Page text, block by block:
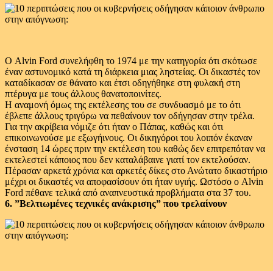
Ο Alvin Ford συνελήφθη το 1974 με την κατηγορία ότι σκότωσε
έναν αστυνομικό κατά τη διάρκεια μιας ληστείας. Οι δικαστές τον
καταδίκασαν σε θάνατο και έτσι οδηγήθηκε στη φυλακή στη
πτέρυγα με τους άλλους θανατοποινίτες.
Η αναμονή όμως της εκτέλεσης του σε συνδυασμό με το ότι
έβλεπε άλλους τριγύρω να πεθαίνουν τον οδήγησαν στην τρέλα.
Για την ακρίβεια νόμιζε ότι ήταν ο Πάπας, καθώς και ότι
επικοινωνούσε με εξωγήινους. Οι δικηγόροι του λοιπόν έκαναν
ένσταση 14 ώρες πριν την εκτέλεση του καθώς δεν επιτρεπόταν να
εκτελεστεί κάποιος που δεν καταλάβαινε γιατί τον εκτελούσαν.
Πέρασαν αρκετά χρόνια και αρκετές δίκες στο Ανώτατο δικαστήριο
μέχρι οι δικαστές να αποφασίσουν ότι ήταν υγιής. Ωστόσο ο Alvin
Ford πέθανε τελικά από αναπνευστικά προβλήματα στα 37 του.
6. ”Βελτιωμένες τεχνικές ανάκρισης” που τρελαίνουν